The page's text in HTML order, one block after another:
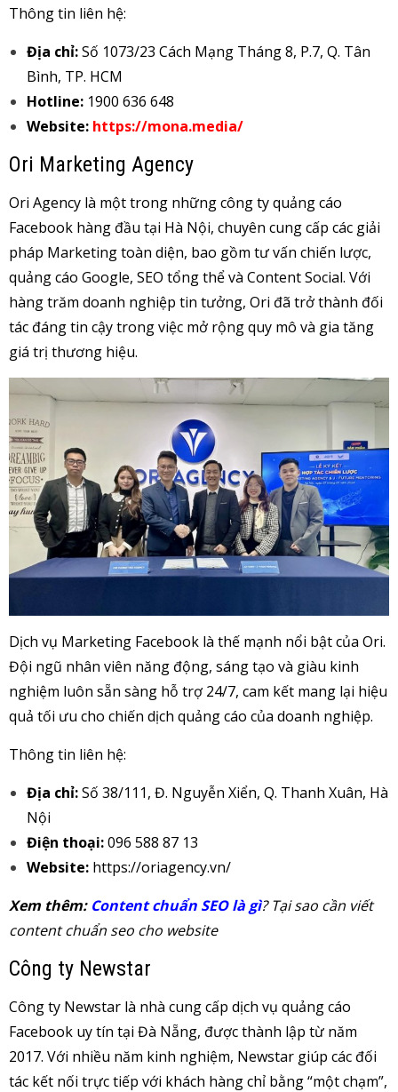
Thông tin liên hệ:
Địa chỉ:Số 1073/23 Cách Mạng Tháng 8, P.7, Q. Tân
Bình, TP. HCM
Hotline: 1900 636 648
Website: https://mona.media/
Ori Marketing Agency
Ori Agency là một trong những công ty quảng cáo
Facebook hàng đầu tại Hà Nội, chuyên cung cấp các giải
pháp Marketing toàn diện, bao gồm tư vấn chiến lược,
quảng cáo Google, SEO tổng thể và Content Social. Với
hàng trăm doanh nghiệp tin tưởng, Ori đã trở thành đối
tác đáng tin cậy trong việc mở rộng quy mô và gia tăng
giá trị thương hiệu.
Dịch vụ Marketing Facebook là thế mạnh nổi bật của Ori.
Đội ngũ nhân viên năng động, sáng tạo và giàu kinh
nghiệm luôn sẵn sàng hỗ trợ 24/7, cam kết mang lại hiệu
quả tối ưu cho chiến dịch quảng cáo của doanh nghiệp.
Thông tin liên hệ:
Địa chỉ:Số 38/111, Đ. Nguyễn Xiển, Q. Thanh Xuân, Hà
Nội
Điện thoại:096 588 87 13
Website: https://oriagency.vn/
Xem thêm: Content chuẩn SEO là gì? Tại sao cần viết
content chuẩn seo cho website
Công ty Newstar
Công ty Newstar là nhà cung cấp dịch vụ quảng cáo
Facebook uy tín tại Đà Nẵng, được thành lập từ năm
2017. Với nhiều năm kinh nghiệm, Newstar giúp các đối
tác kết nối trực tiếp với khách hàng chỉ bằng “một chạm”,